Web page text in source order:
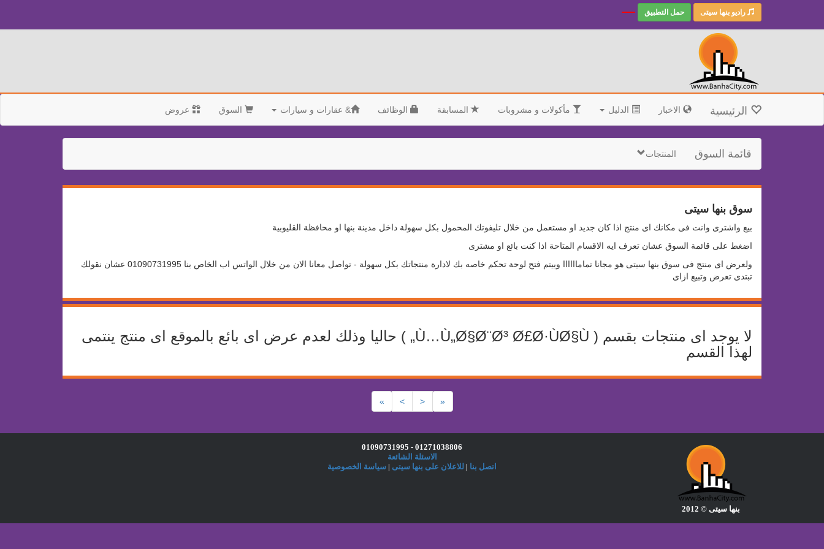
راديو بنها سيتى حمل التطبيق
الرئيسية الاخبار الدليل مأكولات و مشروبات المسابقة الوظائف & عقارات و سيارات السوق عروض
قائمة السوق المنتجات
سوق بنها سيتى
بيع واشترى وانت فى مكانك اى منتج اذا كان جديد او مستعمل من خلال تليفوتك المحمول بكل سهولة داخل مدينة بنها او محافظة القليوبية
اضغط على قائمة السوق عشان تعرف ايه الاقسام المتاحة اذا كنت بائع او مشترى
ولعرض اى منتج فى سوق بنها سيتى هو مجانا تماماااااا وبيتم فتح لوحة تحكم خاصه بك لادارة منتجاتك بكل سهولة - تواصل معانا الان من خلال الواتس اب الخاص بنا 01090731995 عشان نقولك
تبتدى تعرض وتبيع ازاى
لا يوجد اى منتجات بقسم ( Ù…Ù„Ø§Ø¨Ø³ Ø£Ø·ÙØ§Ù„ ) حاليا وذلك لعدم عرض اى بائع بالموقع اى منتج ينتمى
لهذا القسم
«
<
>
»
بنها سيتى © 2012
01271038806 - 01090731995
الاسئلة الشائعة
اتصل بنا | للاعلان على بنها سيتى | سياسة الخصوصية